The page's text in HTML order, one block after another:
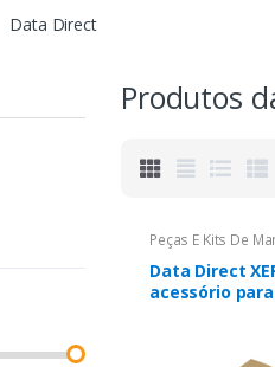
Data Direct
Produtos
Peças E Kits De
Data Direct
acessório para